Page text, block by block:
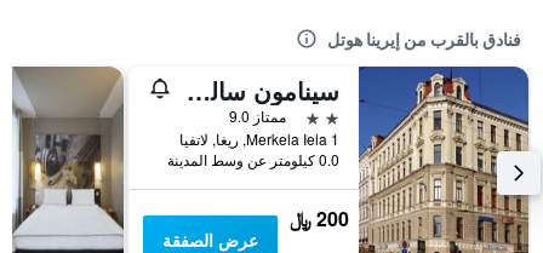
فنادق بالقرب من إيرينا هوتل
سينامون سالي باكباكرز هوستل
2 نجمتين
ممتاز 9.0
1 Merkela Iela, ريغا, لاتفيا
0.0 كيلومتر عن وسط المدينة
200 ﷼
عرض الصفقة